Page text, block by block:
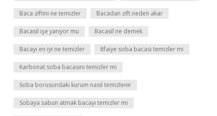
Baca ziftini ne temizler Bacadan zift neden akar
Bacasil işe yarıyor mu Bacasil ne demek
Bacayı en iyi ne temizler İtfaiye soba bacası temizler mi
Karbonat soba bacasını temizler mi
Soba borusundaki kurum nasıl temizlenir
Sobaya sabun atmak bacayı temizler mi